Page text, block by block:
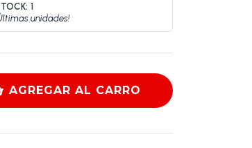
1
unidades!
AGREGAR AL CARRO